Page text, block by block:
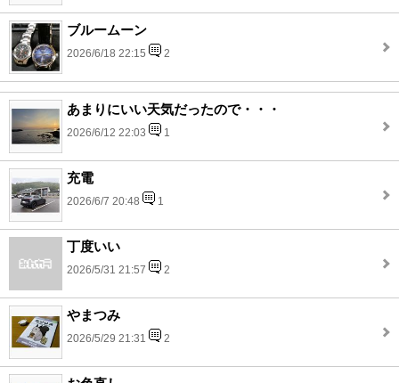
ブルームーン
2026/6/18 22:15 2
あまりにいい天気だったので・・・
2026/6/12 22:03 1
充電
2026/6/7 20:48 1
丁度いい
2026/5/31 21:57 2
やまつみ
2026/5/29 21:31 2